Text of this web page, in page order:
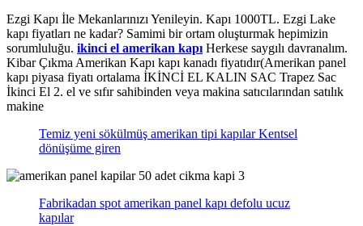
Ezgi Kapı İle Mekanlarınızı Yenileyin. Kapı 1000TL. Ezgi Lake
kapı fiyatları ne kadar? Samimi bir ortam oluşturmak hepimizin
sorumluluğu. ikinci el amerikan kapıHerkese saygılı davranalım.
Kibar Çıkma Amerikan Kapı kapı kanadı fiyatıdır(Amerikan panel
kapı piyasa fiyatı ortalama İKİNCİ EL KALIN SAC Trapez Sac
İkinci El 2. el ve sıfır sahibinden veya makina satıcılarından satılık
makine
Temiz yeni sökülmüş amerikan tipi kapılar Kentsel
dönüşüme giren
Fabrikadan spot amerikan panel kapı defolu ucuz
kapılar